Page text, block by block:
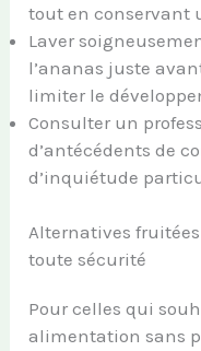
tout en conservant
Laver
l’ananas juste
limiter le
Consulter un
d’antécédents de
d’inquiétude
Alternatives
toute sécurité
Pour celles qui
alimentation sans